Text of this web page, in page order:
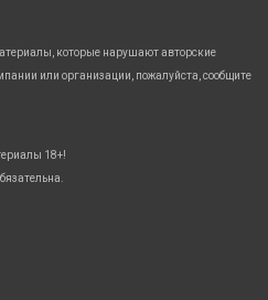
которые нарушают авторские
или организации, пожалуйста, сообщите
18+!